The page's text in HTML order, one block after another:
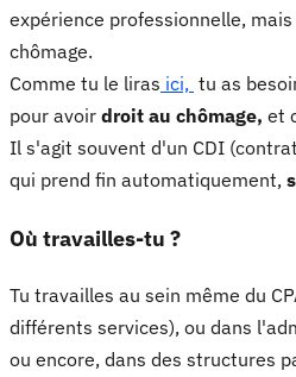
expérience professionnelle,
chômage.
Comme tu le liras ici, tu as
pour avoir droit au chômage, et
Il s'agit souvent d'un CDI
qui prend fin automatiquement,
Où travailles-tu ?
Tu travailles au sein même du
différents services), ou dans
ou encore, dans des structures